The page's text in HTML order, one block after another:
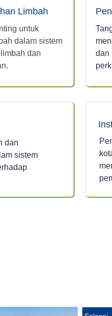
Limbah
untuk
dalam sistem
dan
dan
dan
sistem